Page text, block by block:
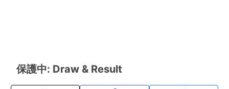
保護中: Draw & Result